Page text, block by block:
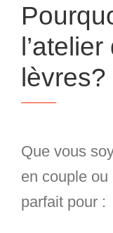
lèvres?
Que vous
en couple
parfait pour :